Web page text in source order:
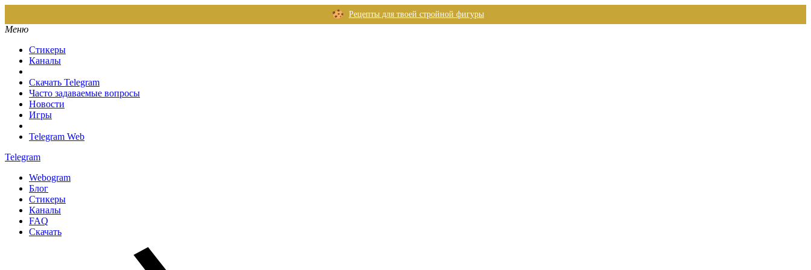
Рецепты для твоей стройной фигуры
Меню
Стикеры
Каналы
Скачать Telegram
Часто задаваемые вопросы
Новости
Игры
Telegram Web
Telegram
Webogram
Блог
Стикеры
Каналы
FAQ
Скачать